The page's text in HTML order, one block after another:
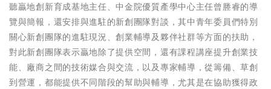
聽贏地創新育成基地主任、中金院優質產學中心主任曾塍睿的導
覽與簡報，還安排與進駐的新創團隊對談，其中青年委員們特別
關心新創團隊的進駐現況、創業輔導及夥伴社群等方面的扶助，
對此新創團隊表示贏地除了提供空間，還有課程講座提升創業技
能、廠商之間的技術媒合與交流，以及專家輔導，從籌備、草創
到營運，都能提供不同階段的幫助與輔導，尤其是在協助獲得政